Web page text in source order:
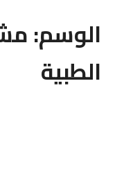
الوسم:
الطبية